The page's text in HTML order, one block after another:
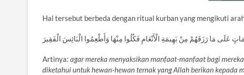
Hal tersebut berbeda dengan ritual kurban yang mengikuti
عَلَى مَا رَزَقَهُمْ مِنْ بَهِيمَةِ الْأَنْعَامِ فَكُلُوا مِنْهَا وَأَطْعِمُوا الْبَائِسَ الْفَقِيرَ
Artinya: agar mereka menyaksikan manfaat-manfaat bagi
diketahui untuk hewan-hewan ternak yang Allah berikan kepada